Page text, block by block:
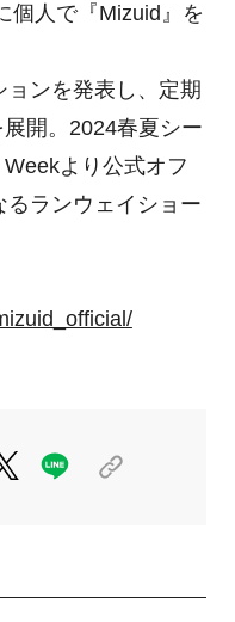
個人で『Mizuid』を
ンを発表し、定期
開。2024春夏シー
より公式オフ
るランウェイショー